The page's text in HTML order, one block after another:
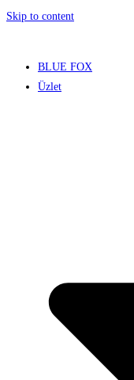
Skip to content
BLUE FOX
Üzlet